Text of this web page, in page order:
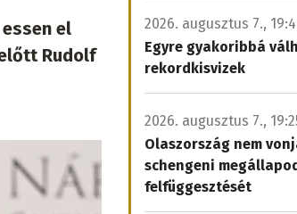
el
Rudolf
2026. augusztus 7.,
Egyre gyakoribbá
rekordkisvizek
2026. augusztus 7.,
Olaszország nem
schengeni
felfüggesztését